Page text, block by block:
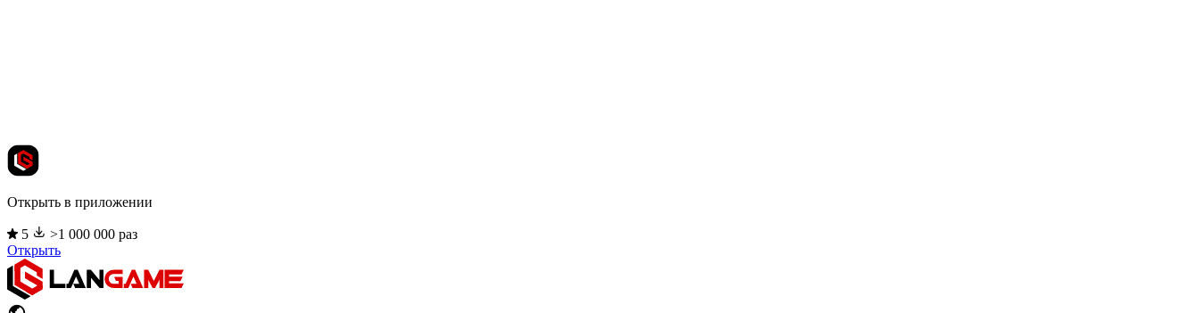
Открыть в приложении
5
>1 000 000 раз
Открыть